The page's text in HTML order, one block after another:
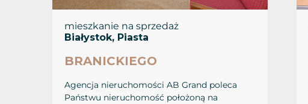
mieszkanie na sprzedaż
Białystok, Piasta
BRANICKIEGO
Agencja nieruchomości AB Grand poleca
Państwu nieruchomość położoną na